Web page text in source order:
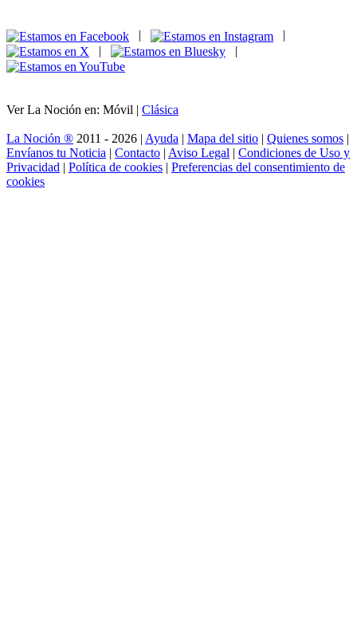
|
|
Ver La Noción en: Móvil | Clásica
La Noción ® 2011 - 2026 | Ayuda | Mapa del sitio | Quienes somos |
Envíanos tu Noticia | Contacto | Aviso Legal | Condiciones de Uso y
Privacidad | Política de cookies | Preferencias del consentimiento de
cookies